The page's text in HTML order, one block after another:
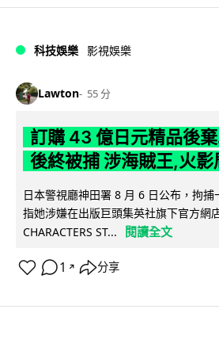
科技娛樂 影視娛樂
Lawton 55 分
訂購 43 億日元精品後
後終被捕 涉海賊王,火影
日本警視廳神田署 8 月 6 日公布，拘捕
指她涉嫌在出版巨頭集英社旗下官方網
CHARACTERS ST...
閱讀全文
1 ↗ 分享